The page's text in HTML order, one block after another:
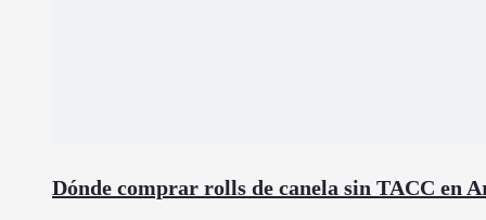
Dónde comprar rolls de canela sin TACC en